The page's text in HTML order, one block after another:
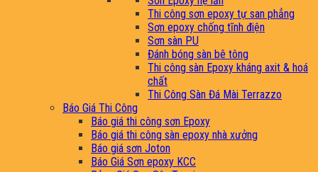
Thi công sơn epoxy tự san phẳng
Sơn epoxy chống tĩnh điện
Sơn sàn PU
Đánh bóng sàn bê tông
Thi công sàn Epoxy kháng axit & hoá
chất
Thi Công Sàn Đá Mài Terrazzo
Báo Giá Thi Công
Báo giá thi công sơn Epoxy
Báo giá thi công sàn epoxy nhà xưởng
Báo giá sơn Joton
Báo Giá Sơn epoxy KCC